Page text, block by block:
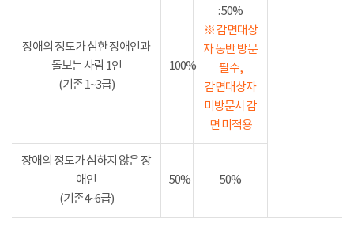
: 50%
※ 감면대상
자 동반 방문
필수,
감면대상자
미방문시 감
면 미적용
장애의 정도가 심한 장애인과
돌보는 사람 1인
(기존 1~3급)
100%
장애의 정도가 심하지 않은 장
애인
(기존4~6급)
50% 50%